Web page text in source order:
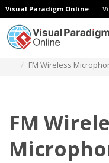
Visual Paradigm Online
FM Wireless
FM